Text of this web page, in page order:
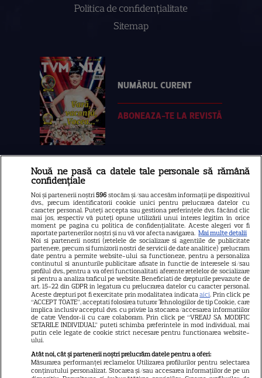
Politica de confidenţialitate
Sitemap
NUMĂRUL CURENT
ABONEAZA-TE LA REVISTĂ
Libertatea
Libertatea pentru femei
GSP
Știri mondene
Avantaje
Elle
Unica
Retete practice
URMĂREȘTE-NE PE
Nouă ne pasă ca datele tale personale să rămână
confidențiale
Noi și partenerii noștri596 stocăm și/sau accesăm informații pe dispozitivul
dvs., precum identificatorii cookie unici pentru prelucrarea datelor cu
caracter personal. Puteți accepta sau gestiona preferințele dvs. făcând clic
mai jos, respectiv vă puteți opune utilizării unui interes legitim în orice
moment pe pagina cu politica de confidențialitate. Aceste alegeri vor fi
raportate partenerilor noștri și nu vă vor afecta navigarea. Mai multe detalii
Noi si partenerii nostri (retelele de socializare si agentiile de publicitate
partenere, precum si furnizorii nostri de servicii de date analitice) prelucram
date pentru a permite website-ului sa functioneze, pentru a personaliza
continutul si anunturile publicitare afisate in functie de interesele si/sau
profilul dvs., pentru a va oferi functionalitati aferente retelelor de socializare
si pentru a analiza traficul pe website. Beneficiati de drepturile prevazute de
art. 15-22 din GDPR in legatura cu prelucrarea datelor cu caracter personal.
Aceste drepturi pot fi exercitate prin modalitatea indicataaici. Prin click pe
“ACCEPT TOATE”, acceptati folosirea tuturor Tehnologiilor de tip Cookie, care
implica inclusiv acceptul dvs. cu privire la stocarea/accesarea informatiilor
de catre Vendor-ii cu care colaboram. Prin click pe “VREAU SA MODIFIC
SETARILE INDIVIDUAL” puteti schimba preferintele in mod individual, mai
putin cele legate de cookie strict necesare pentru functionarea website-
ului.
Atât noi, cât și partenerii noștri prelucrăm datele pentru a oferi:
Măsurarea performanței reclamelor. Utilizarea profilurilor pentru selectarea
conținutului personalizat. Stocarea și/sau accesarea informațiilor de pe un